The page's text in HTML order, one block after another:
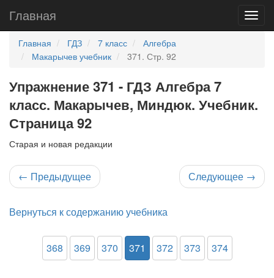
Главная
Главная ГДЗ 7 класс
Алгебра
Макарычев учебник
371. Стр. 92
Упражнение 371 - ГДЗ Алгебра 7
класс. Макарычев, Миндюк. Учебник.
Страница 92
Старая и новая редакции
← Предыдущее Следующее →
Вернуться к содержанию учебника
368 369 370 371 372 373 374